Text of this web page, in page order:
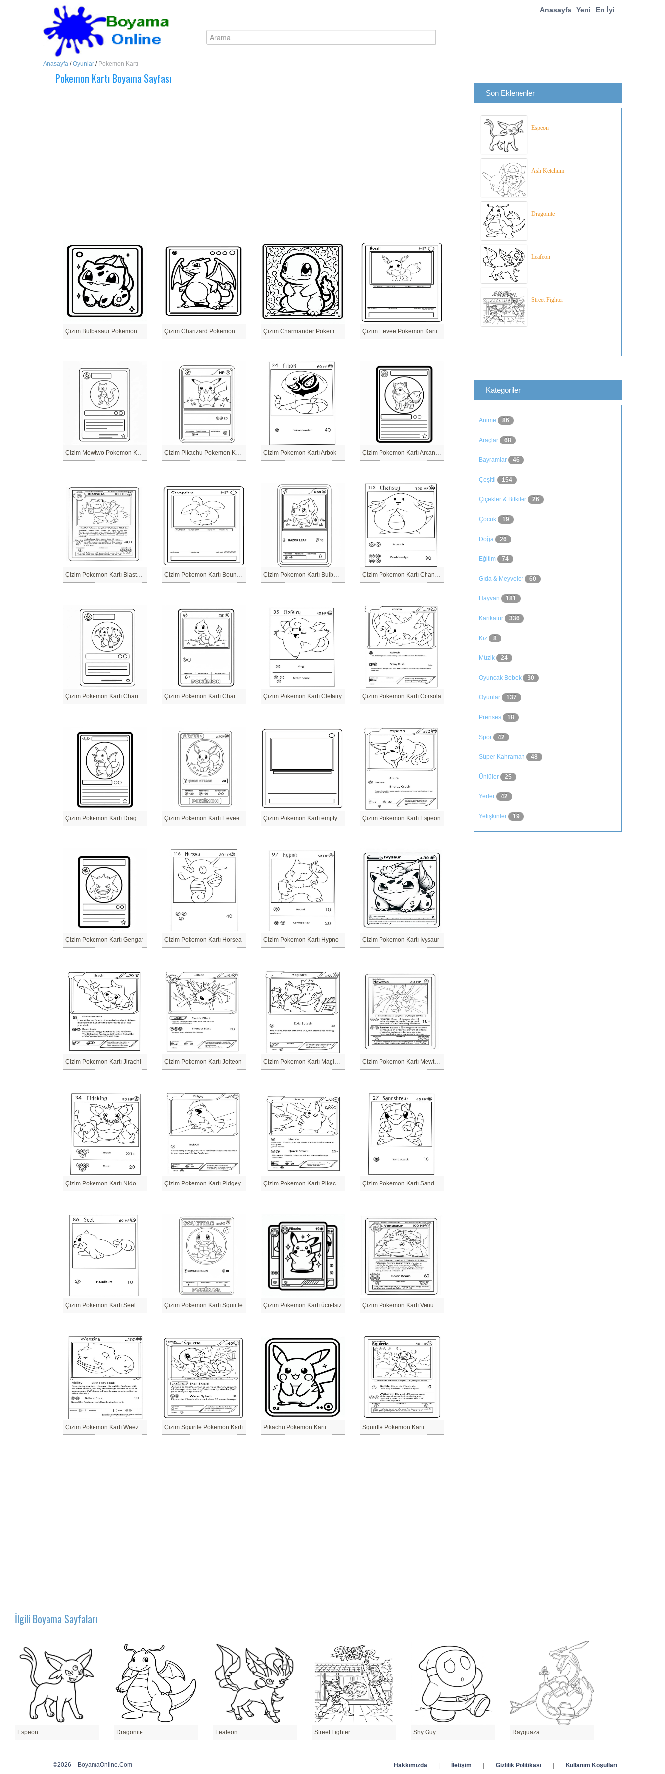
Anasayfa Yeni En İyi
Anasayfa /Oyunlar / Pokemon Kartı
Pokemon Kartı Boyama Sayfası
Çizim Bulbasaur Pokemon Kartı Çizim Charizard Pokemon Kartı Çizim Charmander Pokemon Kartı Çizim Eevee Pokemon Kartı
Çizim Mewtwo Pokemon Kartı Çizim Pikachu Pokemon Kartı Çizim Pokemon Kartı Arbok Çizim Pokemon Kartı Arcanine
Çizim Pokemon Kartı Blastoise Çizim Pokemon Kartı Bounswee Çizim Pokemon Kartı Bulbasaur Çizim Pokemon Kartı Chansey
Çizim Pokemon Kartı Charizard Çizim Pokemon Kartı Charmander Çizim Pokemon Kartı Clefairy Çizim Pokemon Kartı Corsola
Çizim Pokemon Kartı Dragonite Çizim Pokemon Kartı Eevee Çizim Pokemon Kartı empty Çizim Pokemon Kartı Espeon
Çizim Pokemon Kartı Gengar Çizim Pokemon Kartı Horsea Çizim Pokemon Kartı Hypno Çizim Pokemon Kartı Ivysaur
Çizim Pokemon Kartı Jirachi Çizim Pokemon Kartı Jolteon Çizim Pokemon Kartı Magikarp Çizim Pokemon Kartı Mewtwo
Çizim Pokemon Kartı Nidoking Çizim Pokemon Kartı Pidgey Çizim Pokemon Kartı Pikachu Çizim Pokemon Kartı Sandshrew
Çizim Pokemon Kartı Seel Çizim Pokemon Kartı Squirtle Çizim Pokemon Kartı ücretsiz Çizim Pokemon Kartı Venusaur
Çizim Pokemon Kartı Weezing Çizim Squirtle Pokemon Kartı Pikachu Pokemon Kartı Squirtle Pokemon Kartı
Son Eklenenler
Espeon
Ash Ketchum
Dragonite
Leafeon
Street Fighter
Kategoriler
Anime 86
Araçlar 68
Bayramlar 46
Çeşitli 154
Çiçekler & Bitkiler 26
Çocuk 19
Doğa 26
Eğitim 74
Gıda & Meyveler 60
Hayvan 181
Karikatür 336
Kız 8
Müzik 24
Oyuncak Bebek 30
Oyunlar 137
Prenses 18
Spor 42
Süper Kahraman 48
Ünlüler 25
Yerler 42
Yetişkinler 19
İlgili Boyama Sayfaları
Espeon Dragonite Leafeon Street Fighter Shy Guy Rayquaza
©2026 – BoyamaOnline.Com Hakkımızda İletişim Gizlilik Politikası Kullanım Koşulları